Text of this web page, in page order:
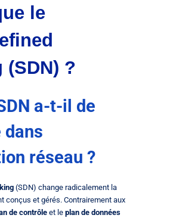
le
(SDN) ?
a-t-il de
dans
réseau ?
(SDN) change radicalement la
conçus et gérés. Contrairement aux
de contrôle et le plan de données